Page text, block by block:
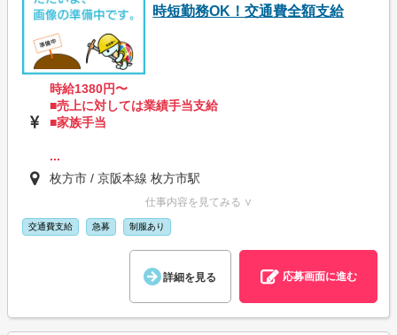
時短勤務OK！交通費全額支給
時給1380円〜
■売上に対しては業績手当支給
■家族手当
...
枚方市 / 京阪本線 枚方市駅
仕事内容を見てみる ∨
交通費支給 急募 制服あり
詳細を見る 応募画面に進む